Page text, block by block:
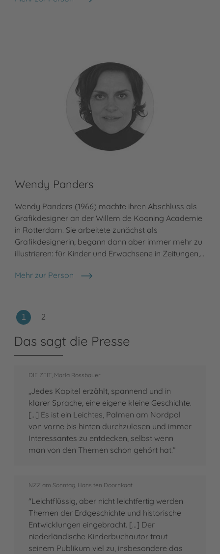
Marc ter Horst
Wendy Panders
Wendy Panders (1966) machte ihren Abschluss als
Grafikdesigner an der Willem de Kooning Academie
in Rotterdam. Sie arbeitete zunächst als
Grafikdesignerin, begann dann aber immer mehr zu
illustrieren: für Kinder und Erwachsene in Zeitungen,…
Mehr zur Person
Wendy Panders
Das sagt die Presse
DIE ZEIT, Maria Rossbauer
„Jedes Kapitel erzählt, spannend und in
klarer Sprache, eine eigene kleine Geschichte.
[…] Es ist ein Leichtes, Palmen am Nordpol
von vorne bis hinten durchzulesen und immer
Interessantes zu entdecken, selbst wenn
man von den Themen schon gehört hat.“
NZZ am Sonntag, Hans ten Doornkaat
"Leichtflüssig, aber nicht leichtfertig werden
Themen der Erdgeschichte und historische
Entwicklungen eingebracht. [...] Der
niederländische Kinderbuchautor traut
seinem Publikum viel zu, insbesondere das